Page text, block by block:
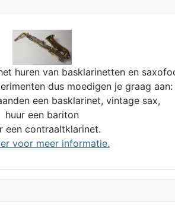
huren van basklarinetten en
dus moedigen je graag aan:
een basklarinet, vintage sax,
huur een bariton
een contraaltklarinet.
voor meer informatie.